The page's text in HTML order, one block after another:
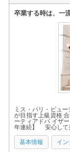
卒業する時は、一
ミス・パリ・ビュ
が目指す上級資格
ーティアドバ イザ
年連続】 安心して
基本情報 イン